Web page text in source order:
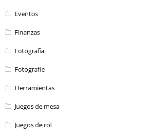
Eventos
Finanzas
Fotografía
Fotografie
Herramientas
Juegos de mesa
Juegos de rol